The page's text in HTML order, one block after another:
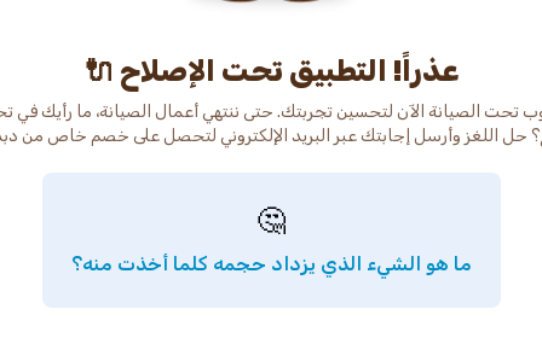
عذراً! التطبيق تحت الإصلاح 🔌
تحت الصيانة الآن لتحسين تجربتك. حتى ننتهي أعمال الصيانة، ما رأيك في
حل اللغز وأرسل إجابتك عبر البريد الإلكتروني لتحصل على خصم خاص من
🤔
ما هو الشيء الذي يزداد حجمه كلما أخذت منه؟